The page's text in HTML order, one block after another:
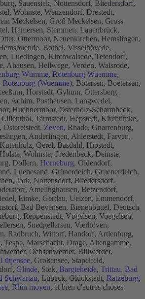
Sauensiek, Nottensdorf, Bliedersdorf,
Wohnste, Wenzendorf, Drestedt,
Meckelsen, Groß Meckelsen, Gross
Hamersen, Stemmen, Lauenbrück,
Ottermoor, Neuenkirchen, Hemslingen,
Bothel, Visselhövede,
Luedingen, Kirchwalsede, Tetendorf,
Ahausen, Hellwege, Verden, Walsrode,
Wümme, Rotenburg Wuemme,
Rotenburg (Wuemme), Bötersen, Boetersen,
Horstedt, Gyhum, Ottersberg,
Achim, Posthausen, Langwedel,
Huehnermoor, Osterholz-Scharmbeck,
Tarmstedt, Hepstedt, Kirchtimke,
Zeven, Rhade, Gnarrenburg,
Anderlingen, Ahlerstedt, Farven,
Oerel, Basdahl, Hipstedt,
Wohnste, Fredenbeck, Deinste,
Dollern, Horneburg, Oldendorf,
Luehesand, Grünerdeich, Gruenerdeich,
Jork, Nottensdorf, Bliedersdorf,
Amelinghausen, Betzendorf,
Eimke, Gerdau, Uelzen, Emmendorf,
Bad Bevensen, Bienenbüttel, Deutsch
Reppenstedt, Vögelsen, Voegelsen,
Suedgellersen, Vierhöven,
Radbruch, Wittorf, Handorf, Artlenburg,
Tespe, Marschacht, Drage, Altengamme,
Ochsenwerder, Billwerder,
Lütjensee, Großensee, Stapelfeld,
Glinde, Siek, Bargteheide, Trittau, Bad
Schwartau, Lübeck, Glückstadt, Ratzeburg,
, Rhin moyen, et bien d'autres choses